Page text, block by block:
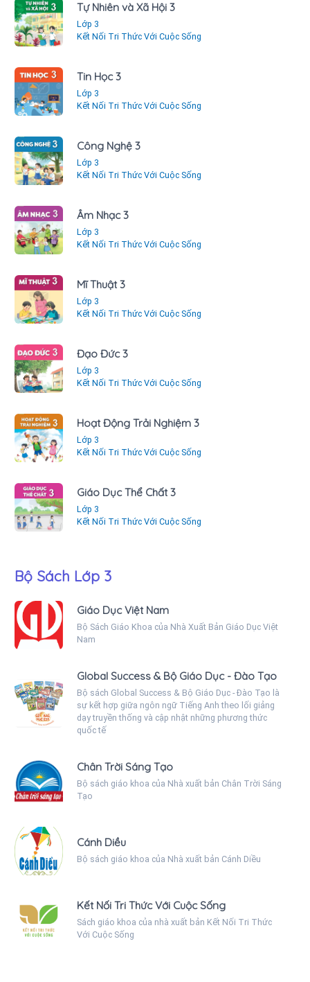
Tự Nhiên và Xã Hội 3
Lớp 3
Kết Nối Tri Thức Với Cuộc Sống
Tin Học 3
Lớp 3
Kết Nối Tri Thức Với Cuộc Sống
Công Nghệ 3
Lớp 3
Kết Nối Tri Thức Với Cuộc Sống
Âm Nhạc 3
Lớp 3
Kết Nối Tri Thức Với Cuộc Sống
Mĩ Thuật 3
Lớp 3
Kết Nối Tri Thức Với Cuộc Sống
Đạo Đức 3
Lớp 3
Kết Nối Tri Thức Với Cuộc Sống
Hoạt Động Trải Nghiệm 3
Lớp 3
Kết Nối Tri Thức Với Cuộc Sống
Giáo Dục Thể Chất 3
Lớp 3
Kết Nối Tri Thức Với Cuộc Sống
Bộ Sách Lớp 3
Giáo Dục Việt Nam
Bộ Sách Giáo Khoa của Nhà Xuất Bản Giáo Dục Việt
Nam
Global Success & Bộ Giáo Dục - Đào Tạo
Bộ sách Global Success & Bộ Giáo Dục - Đào Tạo là
sự kết hợp giữa ngôn ngữ Tiếng Anh theo lối giảng
dạy truyền thống và cập nhật những phương thức
quốc tế
Chân Trời Sáng Tạo
Bộ sách giáo khoa của Nhà xuất bản Chân Trời Sáng
Tạo
Cánh Diều
Bộ sách giáo khoa của Nhà xuất bản Cánh Diều
Kết Nối Tri Thức Với Cuộc Sống
Sách giáo khoa của nhà xuất bản Kết Nối Tri Thức
Với Cuộc Sống